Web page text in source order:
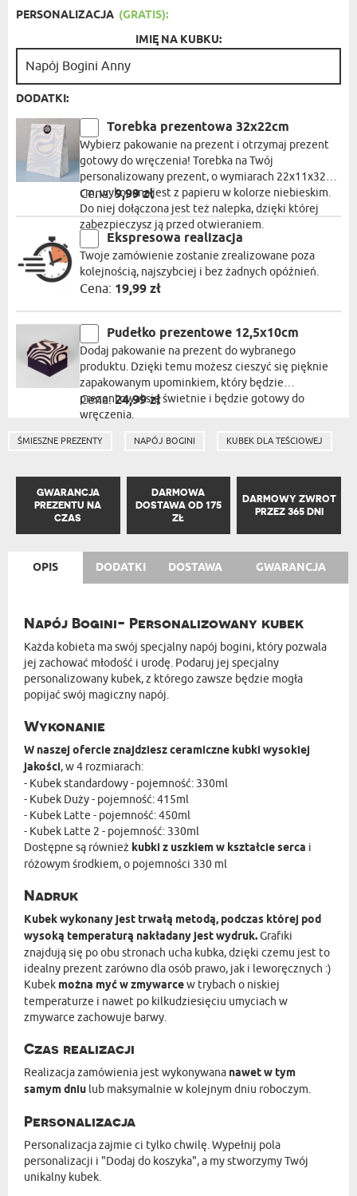
PERSONALIZACJA (GRATIS):
IMIĘ NA KUBKU:
DODATKI:
Torebka prezentowa 32x22cm
Wybierz pakowanie na prezent i otrzymaj prezent
gotowy do wręczenia! Torebka na Twój
personalizowany prezent, o wymiarach 22x11x32
cm, wykonana jest z papieru w kolorze niebieskim.
Do niej dołączona jest też nalepka, dzięki której
zabezpieczysz ją przed otwieraniem.
Cena:9,99 zł
Ekspresowa realizacja
Twoje zamówienie zostanie zrealizowane poza
kolejnością, najszybciej i bez żadnych opóźnień.
Cena: 19,99 zł
Pudełko prezentowe 12,5x10cm
Dodaj pakowanie na prezent do wybranego
produktu. Dzięki temu możesz cieszyć się pięknie
zapakowanym upominkiem, który będzie
prezentował się świetnie i będzie gotowy do
wręczenia.
Cena:24,99 zł
ŚMIESZNE PREZENTY NAPÓJ BOGINI KUBEK DLA TEŚCIOWEJ
GWARANCJA
PREZENTU NA
CZAS
DARMOWA
DOSTAWA OD 175
ZŁ
DARMOWY ZWROT
PRZEZ 365 DNI
OPIS DODATKI DOSTAWA GWARANCJA
Napój Bogini- Personalizowany kubek
Każda kobieta ma swój specjalny napój bogini, który pozwala
jej zachować młodość i urodę. Podaruj jej specjalny
personalizowany kubek, z którego zawsze będzie mogła
popijać swój magiczny napój.
Wykonanie
W naszej ofercie znajdziesz ceramiczne kubki wysokiej
jakości, w 4 rozmiarach:
- Kubek standardowy - pojemność: 330ml
- Kubek Duży - pojemność: 415ml
- Kubek Latte - pojemność: 450ml
- Kubek Latte 2 - pojemność: 330ml
Dostępne są również kubki z uszkiem w kształcie serca i
różowym środkiem, o pojemności 330 ml
Nadruk
Kubek wykonany jest trwałą metodą, podczas której pod
wysoką temperaturą nakładany jest wydruk.Grafiki
znajdują się po obu stronach ucha kubka, dzięki czemu jest to
idealny prezent zarówno dla osób prawo, jak i leworęcznych :)
Kubek można myć w zmywarcew trybach o niskiej
temperaturze i nawet po kilkudziesięciu umyciach w
zmywarce zachowuje barwy.
Czas realizacji
Realizacja zamówienia jest wykonywana nawet w tym
samym dniu lub maksymalnie w kolejnym dniu roboczym.
Personalizacja
Personalizacja zajmie ci tylko chwilę. Wypełnij pola
personalizacji i "Dodaj do koszyka", a my stworzymy Twój
unikalny kubek.